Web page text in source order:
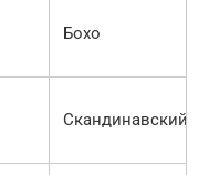
Бохо
Скандинавский